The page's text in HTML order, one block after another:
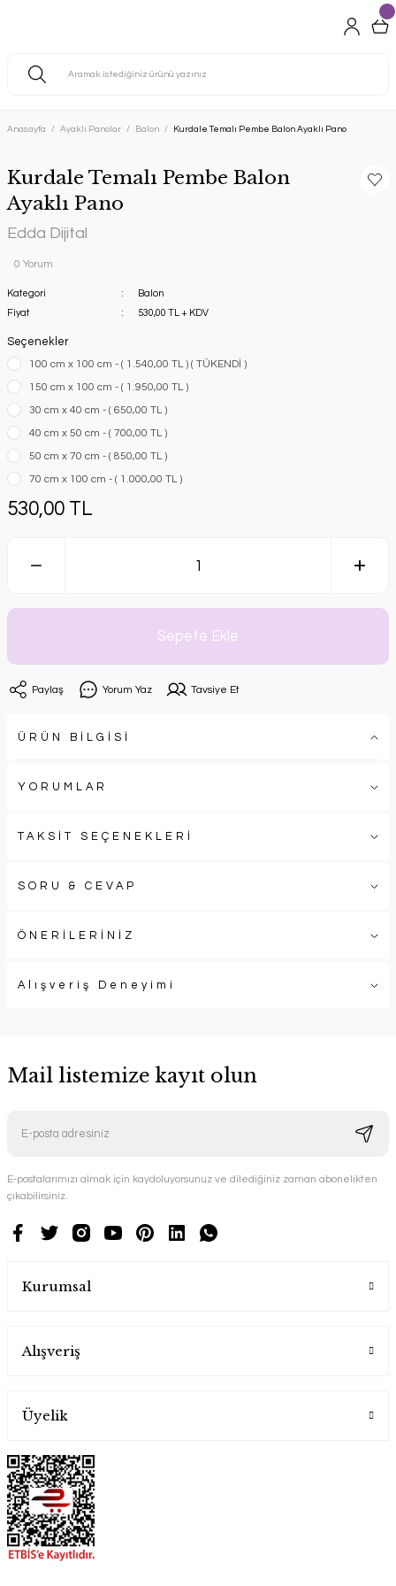
Anasayfa Ayaklı Panolar Balon Kurdale Temalı Pembe Balon Ayaklı Pano
Kurdale Temalı Pembe Balon
Ayaklı Pano
Edda Dijital
0 Yorum
Kategori
Balon
Fiyat
530,00 TL + KDV
Seçenekler
100 cm x 100 cm - ( 1.540,00 TL ) ( TÜKENDİ )
150 cm x 100 cm - ( 1.950,00 TL )
30 cm x 40 cm - ( 650,00 TL )
40 cm x 50 cm - ( 700,00 TL )
50 cm x 70 cm - ( 850,00 TL )
70 cm x 100 cm - ( 1.000,00 TL )
530,00 TL
Sepete Ekle
Paylaş Yorum Yaz Tavsiye Et
ÜRÜN BİLGİSİ
YORUMLAR
TAKSİT SEÇENEKLERİ
SORU & CEVAP
ÖNERİLERİNİZ
Alışveriş Deneyimi
Mail listemize kayıt olun
E-postalarımızı almak için kaydoluyorsunuz ve dilediğiniz zaman abonelikten
çıkabilirsiniz.
Kurumsal
Alışveriş
Üyelik